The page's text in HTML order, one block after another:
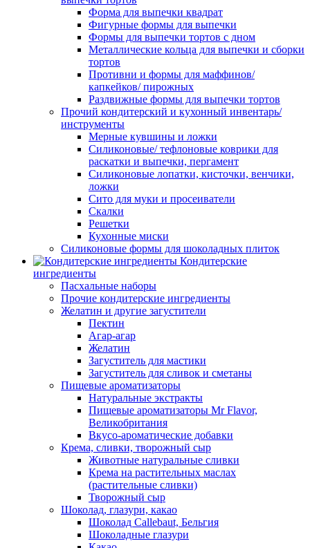
Форма для выпечки квадрат
Фигурные формы для выпечки
Формы для выпечки тортов с дном
Металлические кольца для выпечки и сборки
тортов
Противни и формы для маффинов/
капкейков/ пирожных
Раздвижные формы для выпечки тортов
Прочий кондитерский и кухонный инвентарь/
инструменты
Мерные кувшины и ложки
Силиконовые/ тефлоновые коврики для
раскатки и выпечки, пергамент
Силиконовые лопатки, кисточки, венчики,
ложки
Сито для муки и просеиватели
Скалки
Решетки
Кухонные миски
Силиконовые формы для шоколадных плиток
Кондитерские
ингредиенты
Пасхальные наборы
Прочие кондитерские ингредиенты
Желатин и другие загустители
Пектин
Агар-агар
Желатин
Загуститель для мастики
Загуститель для сливок и сметаны
Пищевые ароматизаторы
Натуральные экстракты
Пищевые ароматизаторы Mr Flavor,
Великобритания
Вкусо-ароматические добавки
Крема, сливки, творожный сыр
Животные натуральные сливки
Крема на растительных маслах
(растительные сливки)
Творожный сыр
Шоколад, глазури, какао
Шоколад Callebaut, Бельгия
Шоколадные глазури